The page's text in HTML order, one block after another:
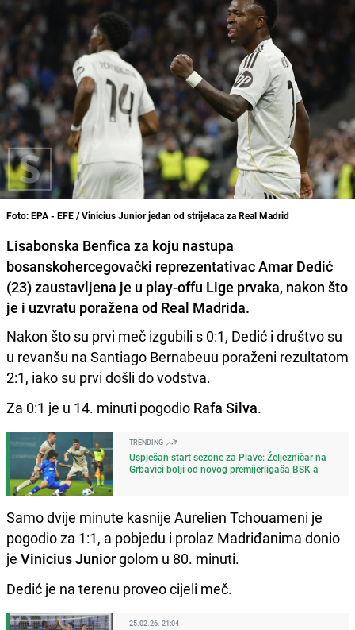
Foto: EPA - EFE / Vinicius Junior jedan od strijelaca za Real Madrid
Lisabonska Benfica za koju nastupa
bosanskohercegovački reprezentativac Amar Dedić
(23) zaustavljena je u play-offu Lige prvaka, nakon što
je i uzvratu poražena od Real Madrida.
Nakon što su prvi meč izgubili s 0:1, Dedić i društvo su
u revanšu na Santiago Bernabeuu poraženi rezultatom
2:1, iako su prvi došli do vodstva.
Za 0:1 je u 14. minuti pogodio Rafa Silva.
TRENDING
Uspješan start sezone za Plave: Željezničar na
Grbavici bolji od novog premijerligaša BSK-a
Samo dvije minute kasnije Aurelien Tchouameni je
pogodio za 1:1, a pobjedu i prolaz Madriđanima donio
je Vinicius Juniorgolom u 80. minuti.
Dedić je na terenu proveo cijeli meč.
25.02.26. 21:04